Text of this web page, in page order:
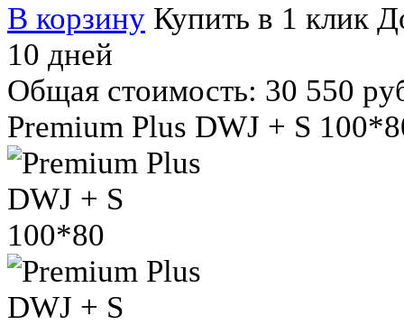
В корзину Купить в 1 клик
10 дней
Общая стоимость: 30 550
Premium Plus DWJ + S